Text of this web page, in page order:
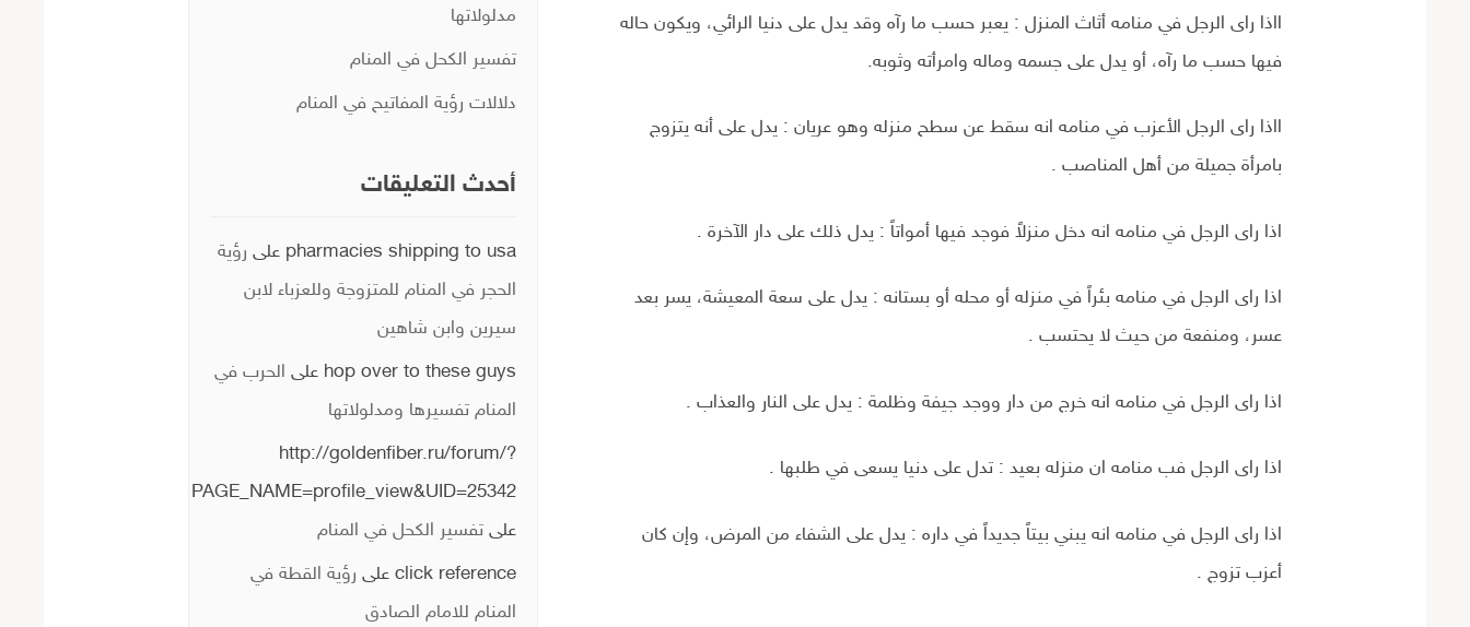
ااذا راى الرجل في منامه أثاث المنزل : يعبر حسب ما رآه وقد يدل على دنيا الرائي، ويكون حاله
فيها حسب ما رآه، أو يدل على جسمه وماله وامرأته وثوبه.
ااذا راى الرجل الأعزب في منامه انه سقط عن سطح منزله وهو عريان : يدل على أنه يتزوج
بامرأة جميلة من أهل المناصب .
اذا راى الرجل في منامه انه دخل منزلاً فوجد فيها أمواتاً : يدل ذلك على دار الآخرة .
اذا راى الرجل في منامه بئراً في منزله أو محله أو بستانه : يدل على سعة المعيشة، يسر بعد
عسر، ومنفعة من حيث لا يحتسب .
اذا راى الرجل في منامه انه خرج من دار ووجد جيفة وظلمة : يدل على النار والعذاب .
اذا راى الرجل فب منامه ان منزله بعيد : تدل على دنيا يسعی في طلبها .
اذا راى الرجل في منامه انه يبني بيتاً جديداً في داره : يدل على الشفاء من المرض، وإن كان
أعزب تزوج .
مدلولاتها
تفسير الكحل في المنام
دلالات رؤية المفاتيح في المنام
أحدث التعليقات
pharmacies shipping to usa على رؤية
الحجر في المنام للمتزوجة وللعزباء لابن
سيرين وابن شاهين
hop over to these guys على الحرب في
المنام تفسيرها ومدلولاتها
http://goldenfiber.ru/forum/?
PAGE_NAME=profile_view&UID=25342
على تفسير الكحل في المنام
click referenceعلى رؤية القطة في
المنام للامام الصادق